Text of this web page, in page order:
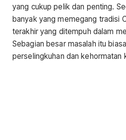
yang cukup pelik dan penting.
banyak yang memegang tradisi
terakhir yang ditempuh dalam
Sebagian besar masalah itu
perselingkuhan dan kehormatan